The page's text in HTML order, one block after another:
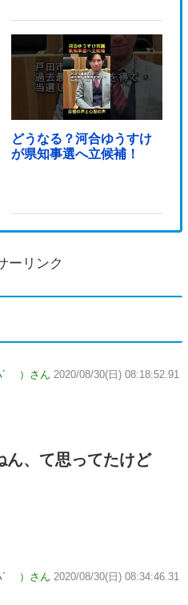
どうなる？河合ゆうすけ
が県知事選へ立候補！
ーリンク
´ ）さん 2020/08/30(日) 08:18:52.91
ん、て思ってたけど
´ ）さん 2020/08/30(日) 08:34:46.31